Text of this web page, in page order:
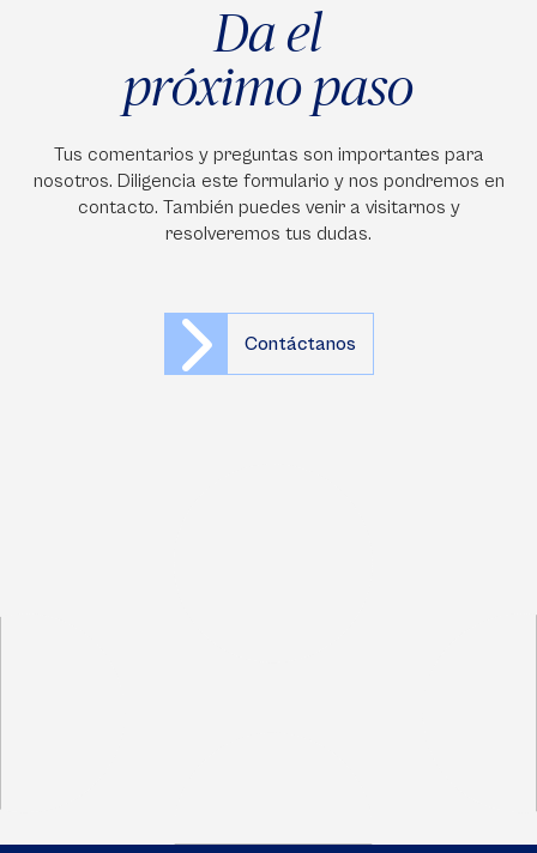
Da el
próximo paso
Tus comentarios y preguntas son importantes para
nosotros. Diligencia este formulario y nos pondremos en
contacto. También puedes venir a visitarnos y
resolveremos tus dudas.
Contáctanos